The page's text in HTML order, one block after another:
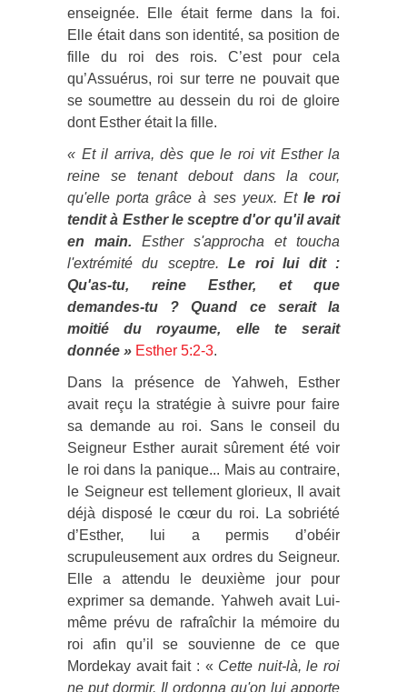
enseignée. Elle était ferme dans la foi.
Elle était dans son identité, sa position de
fille du roi des rois. C’est pour cela
qu’Assuérus, roi sur terre ne pouvait que
se soumettre au dessein du roi de gloire
dont Esther était la fille.
« Et il arriva, dès que le roi vit Esther la
reine se tenant debout dans la cour,
qu'elle porta grâce à ses yeux. Et le roi
tendit à Esther le sceptre d'or qu'il avait
en main. Esther s'approcha et toucha
l'extrémité du sceptre.Le roi lui dit :
Qu'as-tu, reine Esther, et que
demandes-tu ? Quand ce serait la
moitié du royaume, elle te serait
donnée » Esther 5:2-3.
Dans la présence de Yahweh, Esther
avait reçu la stratégie à suivre pour faire
sa demande au roi. Sans le conseil du
Seigneur Esther aurait sûrement été voir
le roi dans la panique... Mais au contraire,
le Seigneur est tellement glorieux, Il avait
déjà disposé le cœur du roi. La sobriété
d’Esther, lui a permis d’obéir
scrupuleusement aux ordres du Seigneur.
Elle a attendu le deuxième jour pour
exprimer sa demande. Yahweh avait Lui-
même prévu de rafraîchir la mémoire du
roi afin qu’il se souvienne de ce que
Mordekay avait fait : « Cette nuit-là, le roi
ne put dormir. Il ordonna qu'on lui apporte